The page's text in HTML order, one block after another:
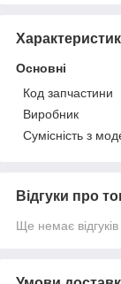
Основні
Код запчастини
Виробник
Сумісність з
Відгуки про
Ще немає